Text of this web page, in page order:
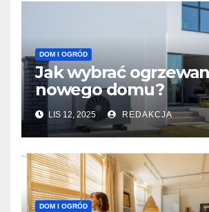
DOM I OGRÓD
Jak wybrać
nowego domu?
LIS 12, 2025 REDAKCJA
DOM I OGRÓD